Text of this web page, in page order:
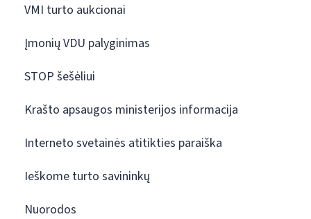
VMI turto aukcionai
Įmonių VDU palyginimas
STOP šešėliui
Krašto apsaugos ministerijos informacija
Interneto svetainės atitikties paraiška
Ieškome turto savininkų
Nuorodos